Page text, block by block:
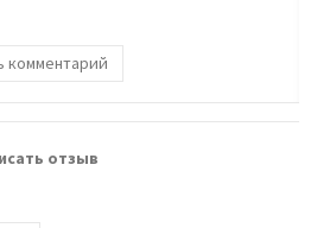
комментарий
отзыв